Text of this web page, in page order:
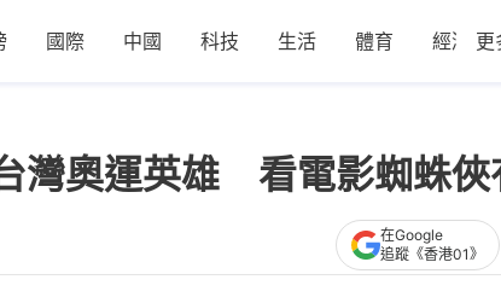
國際 中國 科技 生活 體育 經濟 更
灣奧運英雄 看電影蜘蛛俠
在Google
追蹤《香港01》